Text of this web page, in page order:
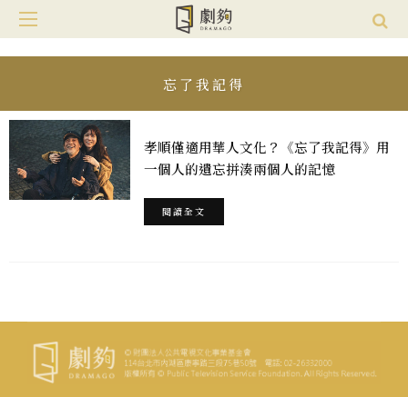
忘了我記得
孝順僅適用華人文化？《忘了我記得》用
一個人的遺忘拼湊兩個人的記憶
閱讀全文